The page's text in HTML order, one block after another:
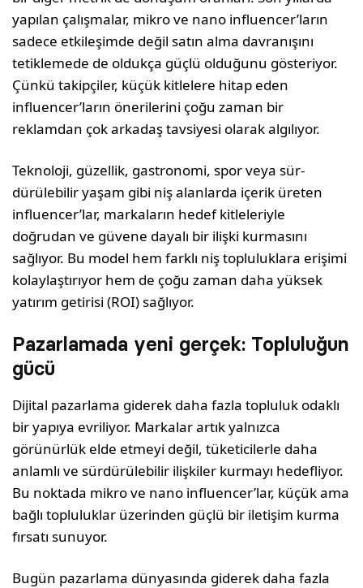
yapılan çalışmalar, mikro ve nano influencer’ların
sadece etkileşimde değil satın alma davranışını
tetiklemede de oldukça güçlü olduğunu gösteriyor.
Çünkü takipçiler, küçük kitlelere hitap eden
influencer’ların önerilerini çoğu zaman bir
reklamdan çok arkadaş tavsiye­si olarak algılıyor.
Teknoloji, güzellik, gastronomi, spor veya sür­
dürülebilir yaşam gibi niş alanlarda içerik üre­ten
influencer’lar, markaların hedef kitleleriyle
doğrudan ve güvene dayalı bir ilişki kurmasını
sağlıyor. Bu model hem farklı niş toplulukla­ra erişimi
kolaylaştırıyor hem de çoğu zaman daha yüksek
yatırım getirisi (ROI) sağlıyor.
Pazarlamada yeni gerçek: Topluluğun
gücü
Dijital pazarlama giderek daha fazla topluluk odaklı
bir yapıya evriliyor. Markalar artık yal­nızca
görünürlük elde etmeyi değil, tüketicilerle daha
anlamlı ve sürdürülebilir ilişkiler kurmayı hedefliyor.
Bu noktada mikro ve nano influen­cer’lar, küçük ama
bağlı topluluklar üzerinden güçlü bir iletişim kurma
fırsatı sunuyor.
Bugün pazarlama dünyasında giderek daha faz­la